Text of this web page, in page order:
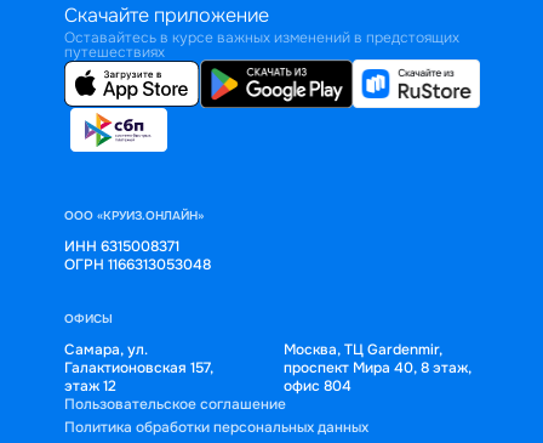
Скачайте приложение
Оставайтесь в курсе важных изменений в предстоящих
путешествиях
ООО «КРУИЗ.ОНЛАЙН»
ИНН 6315008371
ОГРН 1166313053048
ОФИСЫ
Самара, ул.
Галактионовская 157,
этаж 12
Москва, ТЦ Gardenmir,
проспект Мира 40, 8 этаж,
офис 804
Пользовательское соглашение
Политика обработки персональных данных